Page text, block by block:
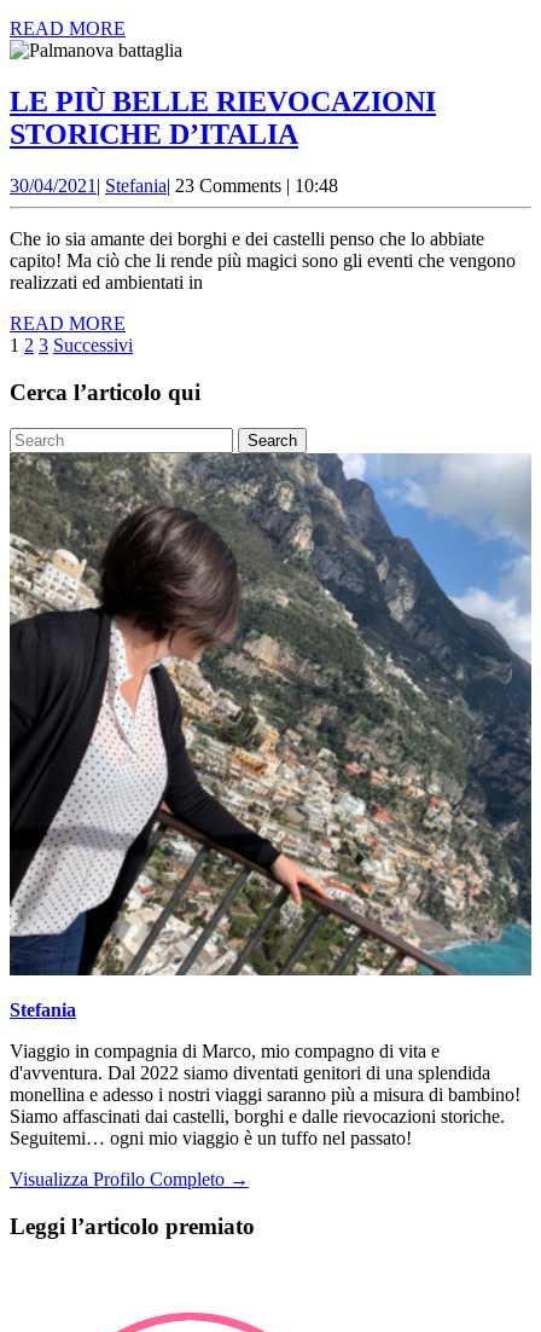
READ MORE
MORE
LE PIÙ BELLE RIEVOCAZIONI
STORICHE D’ITALIA
BELLE
RIEVOCAZIONI
STORICHE
30/04/2021 30/04/2021
| StefaniaStefania
| 23 Comments | 10:48
Che io sia amante dei borghi e dei castelli penso che lo abbiate
capito! Ma ciò che li rende più magici sono gli eventi che vengono
realizzati ed ambientati in
READ MORE
MORE
Paginazione
degli
1 2 3 Successivi
Cerca l’articolo qui
Search
for:
Stefania
Viaggio in compagnia di Marco, mio compagno di vita e
d'avventura. Dal 2022 siamo diventati genitori di una splendida
monellina e adesso i nostri viaggi saranno più a misura di bambino!
Siamo affascinati dai castelli, borghi e dalle rievocazioni storiche.
Seguitemi… ogni mio viaggio è un tuffo nel passato!
Visualizza Profilo Completo →
Leggi l’articolo premiato